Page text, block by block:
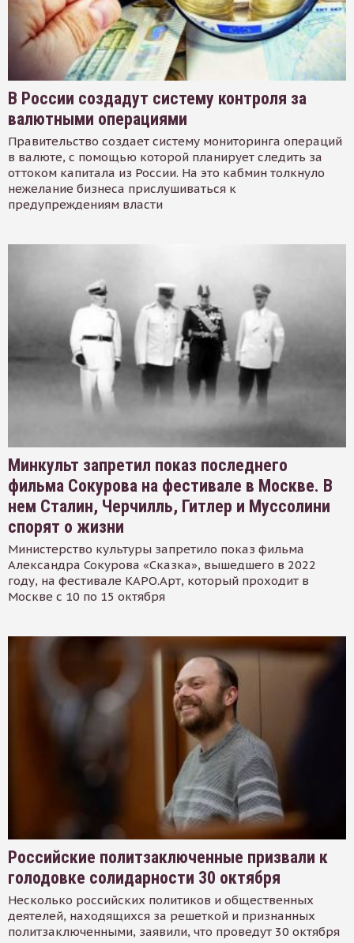
В России создадут систему контроля за
валютными операциями
Правительство создает систему мониторинга операций
в валюте, с помощью которой планирует следить за
оттоком капитала из России. На это кабмин толкнуло
нежелание бизнеса прислушиваться к
предупреждениям власти
Минкульт запретил показ последнего
фильма Сокурова на фестивале в Москве. В
нем Сталин, Черчилль, Гитлер и Муссолини
спорят о жизни
Министерство культуры запретило показ фильма
Александра Сокурова «Сказка», вышедшего в 2022
году, на фестивале КАРО.Арт, который проходит в
Москве с 10 по 15 октября
Российские политзаключенные призвали к
голодовке солидарности 30 октября
Несколько российских политиков и общественных
деятелей, находящихся за решеткой и признанных
политзаключенными, заявили, что проведут 30 октября